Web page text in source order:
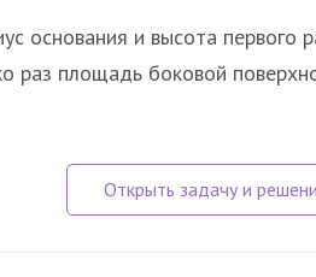
основания и высота первого
раз площадь боковой